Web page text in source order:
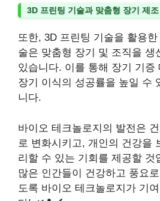
3D 프린팅 기술과 맞춤형 장기 제조
또한, 3D 프린팅 기술을 활용
술은 맞춤형 장기 및 조직을 생
있습니다. 이를 통해 장기 기증
장기 이식의 성공률을 높일 수
니다.
바이오 테크놀로지의 발전은
로 변화시키고, 개인의 건강을
리할 수 있는 기회를 제공할 것
많은 인간들이 건강하고 풍요
도록 바이오 테크놀로지가 기